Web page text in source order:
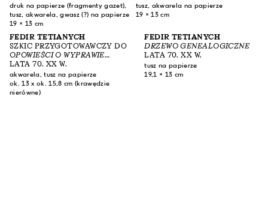
druk na papierze (fragmenty gazet),
tusz, akwarela, gwasz (?) na papierze
19 × 13 cm
tusz, akwarela na papierze
19 × 13 cm
FEDIR TETIANYCH
SZKIC PRZYGOTOWAWCZY DO
OPOWIEŚCI O WYPRAWIE
IGORAZ CYKLU
WYPRAWIE IGORA
LATA 70. XX W.
akwarela, tusz na papierze
ok. 13 x ok. 15,8 cm (krawędzie
nierówne)
FEDIR TETIANYCH
DRZEWO GENEALOGICZNE
LATA 70. XX W.
tusz na papierze
19,1 × 13 cm